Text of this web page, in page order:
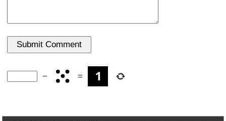
− =